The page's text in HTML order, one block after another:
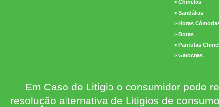
> Chinelos
> Sandálias
> Horas
> Botas
> Pantufas
> Galochas
Em Caso de Litigio o consumidor pode
resolução alternativa de Litigios de